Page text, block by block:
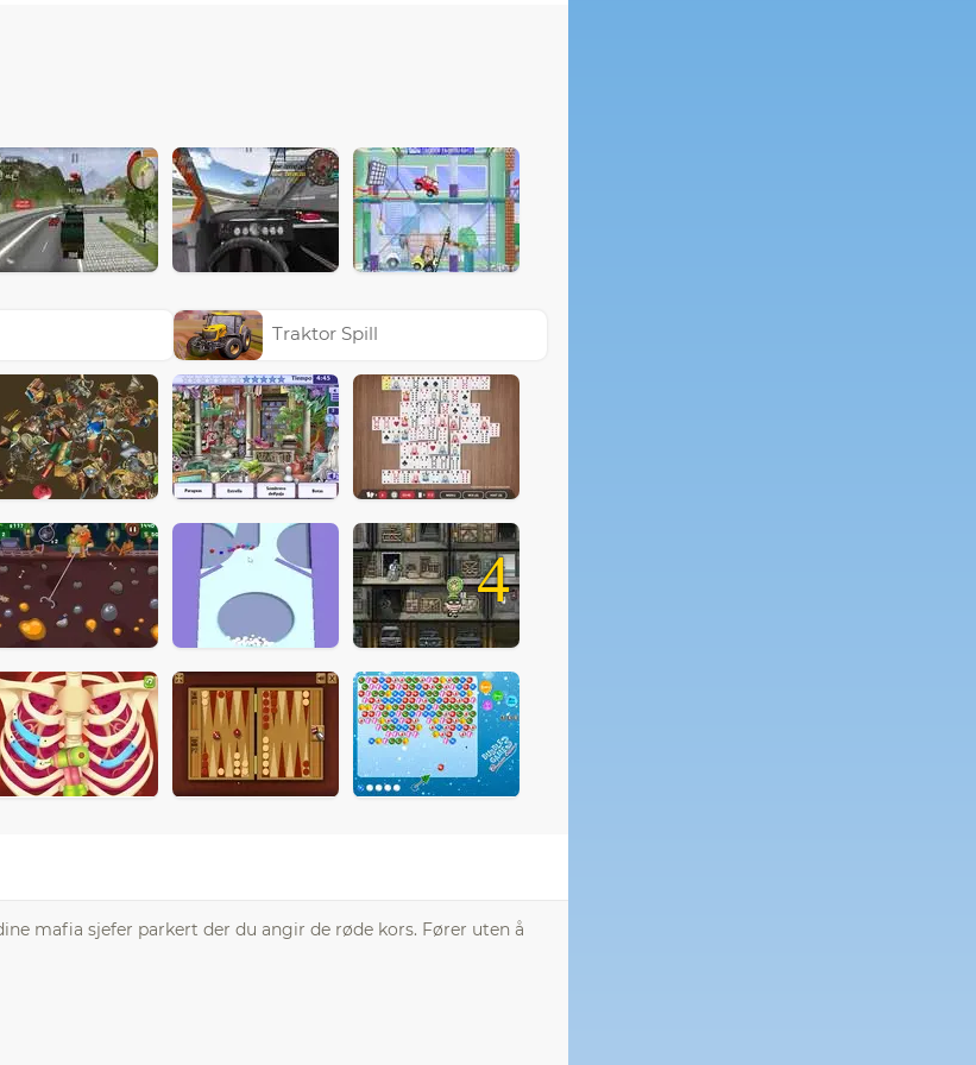
Traktor Spill
4
mafia sjefer parkert der du angir de røde kors. Fører uten å